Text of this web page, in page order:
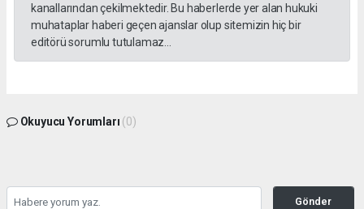
kanallarından çekilmektedir. Bu haberlerde yer alan hukuki
muhataplar haberi geçen ajanslar olup sitemizin hiç bir
editörü sorumlu tutulamaz...
Okuyucu Yorumları (0)
Gönder